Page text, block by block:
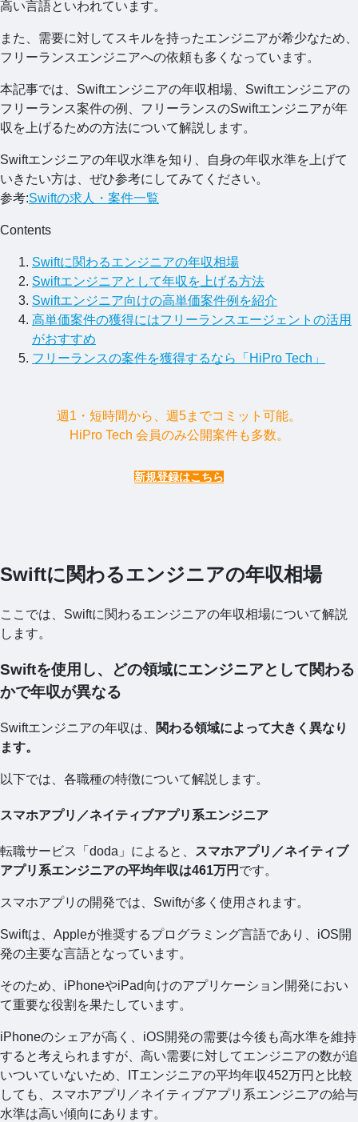
高い言語といわれています。
また、需要に対してスキルを持ったエンジニアが希少なため、
フリーランスエンジニアへの依頼も多くなっています。
本記事では、Swiftエンジニアの年収相場、Swiftエンジニアの
フリーランス案件の例、フリーランスのSwiftエンジニアが年
収を上げるための方法について解説します。
Swiftエンジニアの年収水準を知り、自身の年収水準を上げて
いきたい方は、ぜひ参考にしてみてください。
参考:Swiftの求人・案件一覧
Contents
Swiftに関わるエンジニアの年収相場
Swiftエンジニアとして年収を上げる方法
Swiftエンジニア向けの高単価案件例を紹介
高単価案件の獲得にはフリーランスエージェントの活用
がおすすめ
フリーランスの案件を獲得するなら「HiPro Tech」
週1・短時間から、週5までコミット可能。
HiPro Tech 会員のみ公開案件も多数。
新規登録はこちら
Swiftに関わるエンジニアの年収相場
ここでは、Swiftに関わるエンジニアの年収相場について解説
します。
Swiftを使用し、どの領域にエンジニアとして関わる
かで年収が異なる
Swiftエンジニアの年収は、
関わる領域によって大きく異なり
ます。
以下では、各職種の特徴について解説します。
スマホアプリ／ネイティブアプリ系エンジニア
転職サービス「doda」によると、
スマホアプリ／ネイティブ
アプリ系エンジニアの平均年収は461万円 です。
スマホアプリの開発では、Swiftが多く使用されます。
Swiftは、Appleが推奨するプログラミング言語であり、iOS開
発の主要な言語となっています。
そのため、iPhoneやiPad向けのアプリケーション開発におい
て重要な役割を果たしています。
iPhoneのシェアが高く、iOS開発の需要は今後も高水準を維持
すると考えられますが、高い需要に対してエンジニアの数が追
いついていないため、ITエンジニアの平均年収452万円と比較
しても、スマホアプリ／ネイティブアプリ系エンジニアの給与
水準は高い傾向にあります。